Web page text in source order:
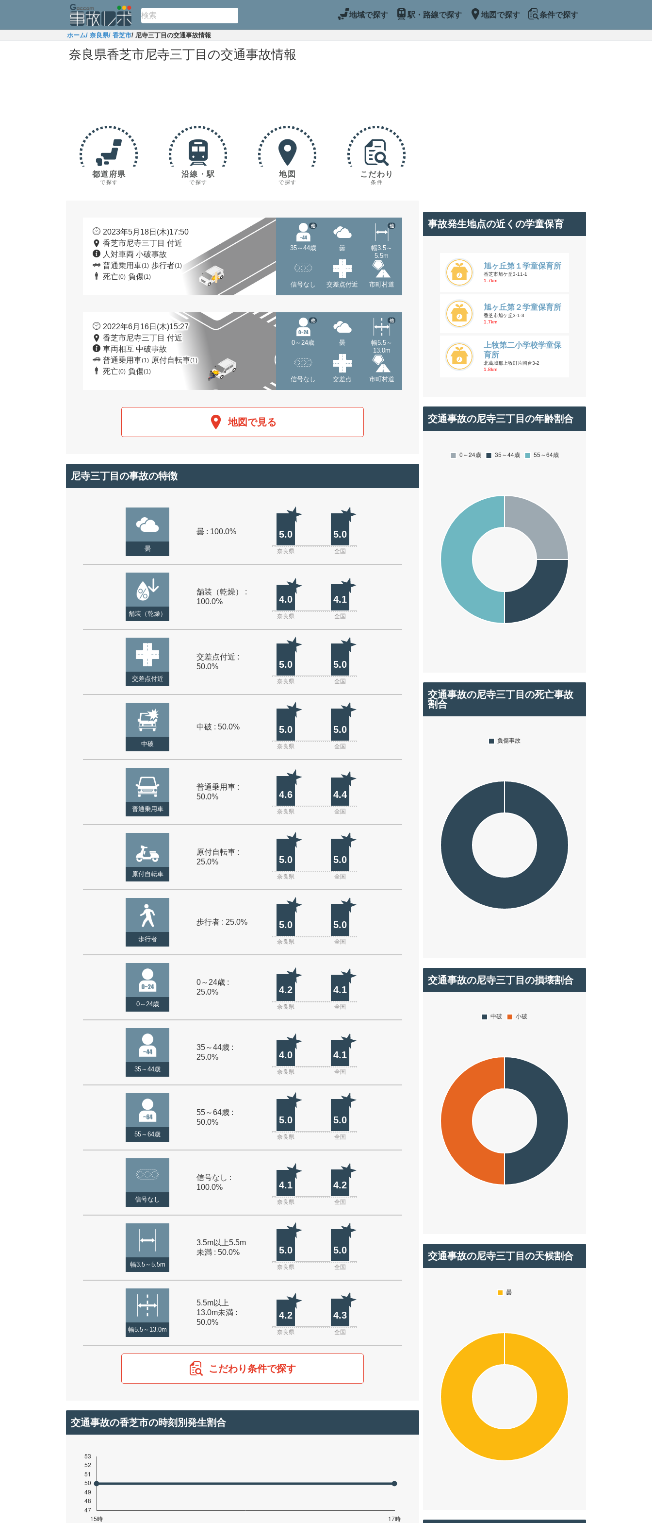
地域で探す 駅・路線で探す 地図で探す 条件で探す
ホーム/ 奈良県/ 香芝市/ 尼寺三丁目の交通事故情報
奈良県香芝市尼寺三丁目の交通事故情報
都道府県
で探す
沿線・駅
で探す
地図
で探す
こだわり
条件
2023年5月18日(木)17:50
香芝市尼寺三丁目 付近
人対車両 小破事故
普通乗用車(1) 歩行者(1)
死亡(0) 負傷(1)
35～44歳
他
曇
幅3.5～
5.5m
他
信号なし 交差点付近 市町村道
2022年6月16日(木)15:27
香芝市尼寺三丁目 付近
車両相互 中破事故
普通乗用車(1) 原付自転車(1)
死亡(0) 負傷(1)
0～24歳
他
曇
幅5.5～
13.0m
他
信号なし 交差点 市町村道
地図で見る
尼寺三丁目の事故の特徴
曇
曇 : 100.0% 5.0 5.0
奈良県 全国
舗装（乾燥）
舗装（乾燥） :
100.0%
4.0 4.1
奈良県 全国
交差点付近
交差点付近 :
50.0%
5.0 5.0
奈良県 全国
中破
中破 : 50.0% 5.0 5.0
奈良県 全国
普通乗用車
普通乗用車 :
50.0%
4.6 4.4
奈良県 全国
原付自転車
原付自転車 :
25.0%
5.0 5.0
奈良県 全国
歩行者
歩行者 : 25.0% 5.0 5.0
奈良県 全国
0～24歳
0～24歳 :
25.0%
4.2 4.1
奈良県 全国
35～44歳
35～44歳 :
25.0%
4.0 4.1
奈良県 全国
55～64歳
55～64歳 :
50.0%
5.0 5.0
奈良県 全国
信号なし
信号なし :
100.0%
4.1 4.2
奈良県 全国
幅3.5～5.5m
3.5m以上5.5m
未満 : 50.0%
5.0 5.0
奈良県 全国
幅5.5～13.0m
5.5m以上
13.0m未満 :
50.0%
4.2 4.3
奈良県 全国
こだわり条件で探す
交通事故の香芝市の時刻別発生割合
事故発生地点の近くの学童保育
旭ヶ丘第１学童保育所
香芝市旭ケ丘3-11-1
1.7km
旭ヶ丘第２学童保育所
香芝市旭ケ丘3-1-3
1.7km
上牧第二小学校学童保
育所
北葛城郡上牧町片岡台3-2
1.8km
交通事故の尼寺三丁目の年齢割合
交通事故の尼寺三丁目の死亡事故
割合
交通事故の尼寺三丁目の損壊割合
交通事故の尼寺三丁目の天候割合